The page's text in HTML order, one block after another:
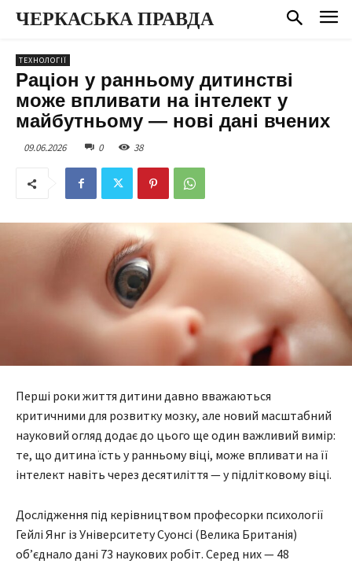
ЧЕРКАСЬКА ПРАВДА
ТЕХНОЛОГІЇ
Раціон у ранньому дитинстві
може впливати на інтелект у
майбутньому — нові дані вчених
09.06.2026 0 38
Перші роки життя дитини давно вважаються
критичними для розвитку мозку, але новий масштабний
науковий огляд додає до цього ще один важливий вимір:
те, що дитина їсть у ранньому віці, може впливати на її
інтелект навіть через десятиліття — у підлітковому віці.
Дослідження під керівництвом професорки психології
Гейлі Янг із Університету Суонсі (Велика Британія)
об’єднало дані 73 наукових робіт. Серед них — 48